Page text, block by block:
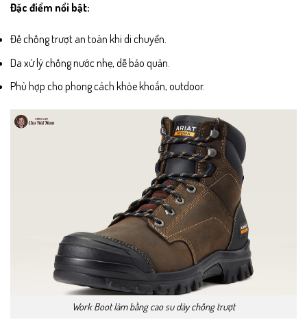
Đặc điểm nổi bật:
Đế chống trượt an toàn khi di chuyển.
Da xử lý chống nước nhẹ, dễ bảo quản.
Phù hợp cho phong cách khỏe khoắn, outdoor.
Work Boot làm bằng cao su dày chống trượt